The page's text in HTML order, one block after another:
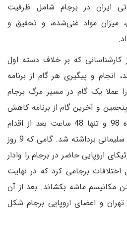
ایران در برجام شامل ظرفیت
میزان مواد غنی‌شده، و تحقیق و
داد.
کارشناسانی که بر خلاف دسته اول
انجام و پیگیری هر گام از برنامه
یک گام در مسیر مرگ برجام
و آخرین گام از برنامه کاهش
تعهدات برجامی 15 دی ماه 98 و تنها 48 ساعت بعد از اقدام
ایالات متحده در ترور سردار سلیمانی برداشته شد. گامی که 9 روز
ماه تروئیکای اروپایی حاضر در برجام را وادار
برجامی کرد که در نهایت
مکانیسم ماشه بکشاند. بعد از آن
و اعضای اروپایی برجام شکل